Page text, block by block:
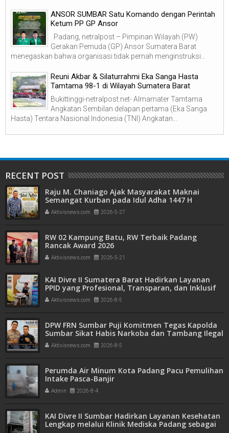
ANSOR SUMBAR Satu Komando dengan Perintah
Ketum PP GP Ansor
Padang, netralpost – Pimpinan Wilayah (PW)
Gerakan Pemuda (GP) Ansor Sumatera Barat
menegaskan bahwa organisasi tidak pernah menginstruksi...
Reuni Akbar & Silaturrahmi Eka Sanga Hasta
Tamtama 98-1 di Wilayah Sumatera Barat
Bukittinggi-netralpost.net- Almamater Tamtama
Angkatan Sembilan delapan pertama (Eka Sanga
Hasta) Tentara Nasional Indonesia (TNI) Angkatan...
RECENT POST
Raju M. Chaniago Ajak Masyarakat Maknai
Semangat Kurban pada Idul Adha 1447 H
Aktivisnews.com 2026-5-27
RW 02 Kampung Batu, RW Terbaik Padang
Rancak Award 2026
Aktivisnews.com 2026-5-21
KAI Divre II Sumatera Barat Hadirkan Layanan
PPID yang Profesional, Transparan, dan Inklusif
untuk Mempermudah Akses Informasi Publik
Aktivisnews.com 2026-8-5
DPW FRN Sumbar Puji Komitmen Tegas Kapolda
Sumbar Sikat Habis Narkoba dan Tambang Ilegal
Aktivisnews.com 2026-8-5
Perumda Air Minum Kota Padang Pacu Pemulihan
Intake Pasca-Banjir
Admin 2026-8-4
KAI Divre II Sumbar Hadirkan Layanan Kesehatan
Lengkap melalui Klinik Mediska Padang sebagai